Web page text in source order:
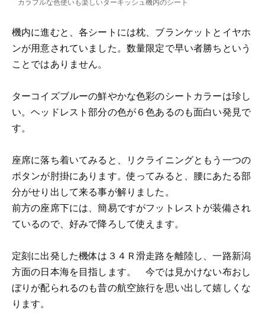
機内に進むと、各シートには枕、ブランケットとイヤホ
ンが用意されていました。数量限定で早い者勝ちという
ことではありません。
ターコイズブルーの鮮やかな色彩のシートカラーは珍し
い。ヘッドレスト部分の色が６色あるのも面白い発見で
す。
座席に落ち着いてみると、リクライニングともう一つの
ボタンが肘掛にあります。使ってみると、腰にあたる部
分がせり出して来る事が解りました。
前方の座席下には、簡易ですがフットレストが装備され
ているので、好みで降ろして使えます。
定刻に出発した機体は３４Ｒ滑走路を離陸し、一路新潟
方面の日本海を目指します。 今では見かけない布おし
ぼりが配られるのも昔の航空旅行を思い出して嬉しくな
ります。